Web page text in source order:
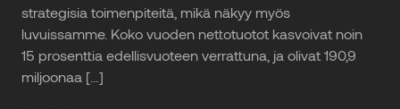
strategisia toimenpiteitä, mikä näkyy myös
luvuissamme. Koko vuoden nettotuotot kasvoivat noin
15 prosenttia edellisvuoteen verrattuna, ja olivat 190,9
miljoonaa […]